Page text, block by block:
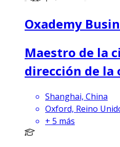
Oxademy
Maestro de la
dirección de la
Shanghai, China
Oxford, Reino
+ 5 más